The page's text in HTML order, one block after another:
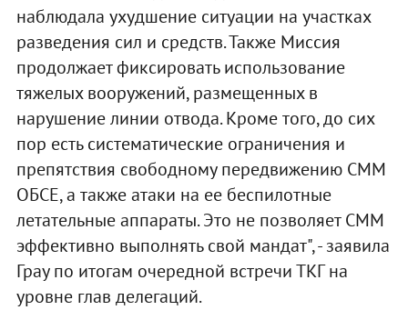
наблюдала ухудшение ситуации на участках
разведения сил и средств. Также Миссия
продолжает фиксировать использование
тяжелых вооружений, размещенных в
нарушение линии отвода. Кроме того, до сих
пор есть систематические ограничения и
препятствия свободному передвижению СММ
ОБСЕ, а также атаки на ее беспилотные
летательные аппараты. Это не позволяет СММ
эффективно выполнять свой мандат", - заявила
Грау по итогам очередной встречи ТКГ на
уровне глав делегаций.